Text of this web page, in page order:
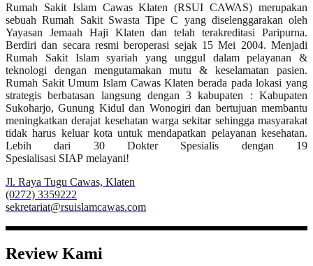
Rumah Sakit Islam Cawas Klaten (RSUI CAWAS) merupakan
sebuah Rumah Sakit Swasta Tipe C yang diselenggarakan oleh
Yayasan Jemaah Haji Klaten dan telah terakreditasi Paripurna.
Berdiri dan secara resmi beroperasi sejak 15 Mei 2004. Menjadi
Rumah Sakit Islam syariah yang unggul dalam pelayanan &
teknologi dengan mengutamakan mutu & keselamatan pasien.
Rumah Sakit Umum Islam Cawas Klaten berada pada lokasi yang
strategis berbatasan langsung dengan 3 kabupaten : Kabupaten
Sukoharjo, Gunung Kidul dan Wonogiri dan bertujuan membantu
meningkatkan derajat kesehatan warga sekitar sehingga masyarakat
tidak harus keluar kota untuk mendapatkan pelayanan kesehatan.
Lebih dari 30 Dokter Spesialis dengan 19
Spesialisasi SIAP melayani!
Jl. Raya Tugu Cawas, Klaten
(0272) 3359222
sekretariat@rsuislamcawas.com
Review Kami